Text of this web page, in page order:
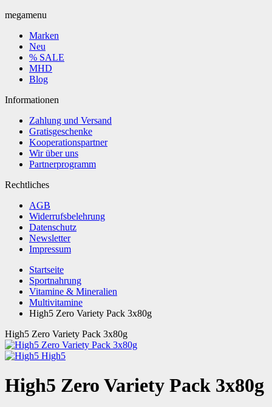
megamenu
Marken
Neu
% SALE
MHD
Blog
Informationen
Zahlung und Versand
Gratisgeschenke
Kooperationspartner
Wir über uns
Partnerprogramm
Rechtliches
AGB
Widerrufsbelehrung
Datenschutz
Newsletter
Impressum
Startseite
Sportnahrung
Vitamine & Mineralien
Multivitamine
High5 Zero Variety Pack 3x80g
High5 Zero Variety Pack 3x80g
High5
High5 Zero Variety Pack 3x80g